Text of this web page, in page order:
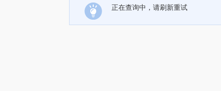
正在查询中，请刷新重试